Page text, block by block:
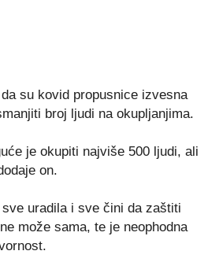
su kovid propusnice izvesna
broj ljudi na okupljanjima.
je okupiti najviše 500 ljudi, ali
on.
uradila i sve čini da zaštiti
može sama, te je neophodna